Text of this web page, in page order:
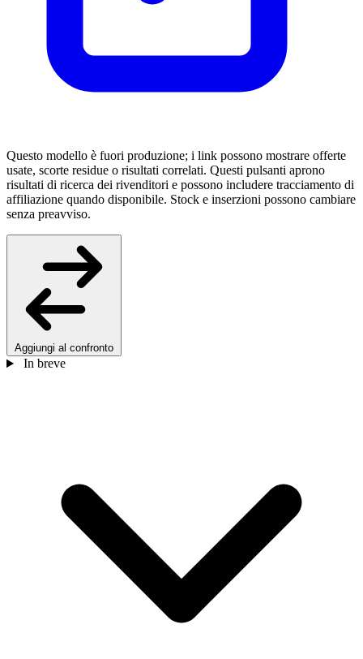
Questo modello è fuori produzione; i link possono mostrare offerte
usate, scorte residue o risultati correlati. Questi pulsanti aprono
risultati di ricerca dei rivenditori e possono includere tracciamento di
affiliazione quando disponibile. Stock e inserzioni possono cambiare
senza preavviso.
Aggiungi al confronto
In breve